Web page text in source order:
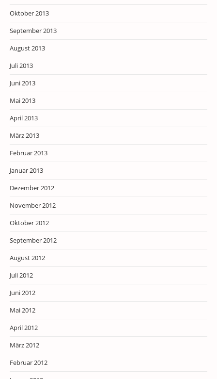
Oktober 2013
September 2013
August 2013
Juli 2013
Juni 2013
Mai 2013
April 2013
März 2013
Februar 2013
Januar 2013
Dezember 2012
November 2012
Oktober 2012
September 2012
August 2012
Juli 2012
Juni 2012
Mai 2012
April 2012
März 2012
Februar 2012